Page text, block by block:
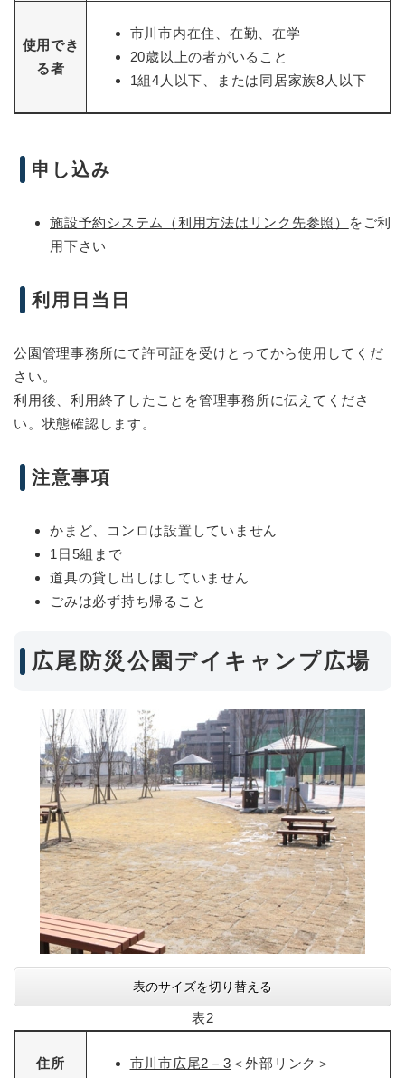
使用でき
る者
市川市内在住、在勤、在学
20歳以上の者がいること
1組4人以下、または同居家族8人以下
申し込み
施設予約システム（利用方法はリンク先参照）
をご利
用下さい
利用日当日
公園管理事務所にて許可証を受けとってから使用してくだ
さい。
利用後、利用終了したことを管理事務所に伝えてくださ
い。状態確認します。
注意事項
かまど、コンロは設置していません
1日5組まで
道具の貸し出しはしていません
ごみは必ず持ち帰ること
広尾防災公園デイキャンプ広場
表のサイズを切り替える
表2
住所 市川市広尾2－3 ＜外部リンク＞